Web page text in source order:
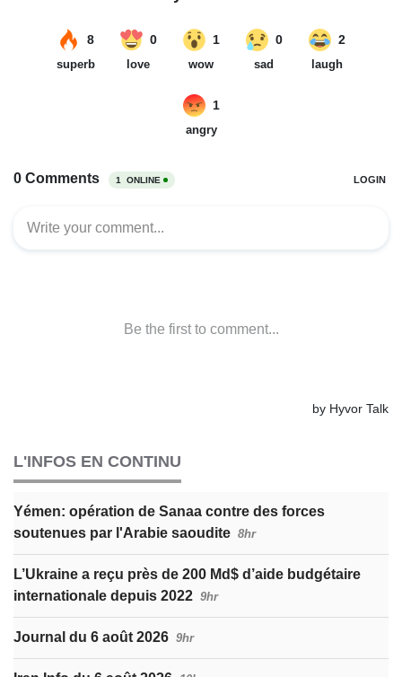
L'INFOS EN CONTINU
Yémen: opération de Sanaa contre des forces
soutenues par l'Arabie saoudite 8hr
L’Ukraine a reçu près de 200 Md$ d’aide budgétaire
internationale depuis 2022 9hr
Journal du 6 août 2026 9hr